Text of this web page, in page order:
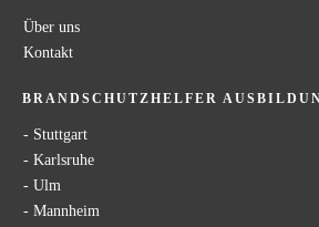
Über uns
Kontakt
BRANDSCHUTZHELFER
- Stuttgart
- Karlsruhe
- Ulm
- Mannheim